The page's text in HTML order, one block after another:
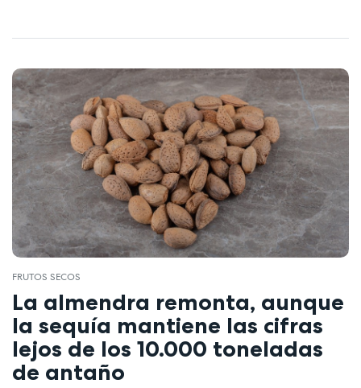
FRUTOS SECOS
La almendra remonta, aunque
la sequía mantiene las cifras
lejos de los 10.000 toneladas
de antaño